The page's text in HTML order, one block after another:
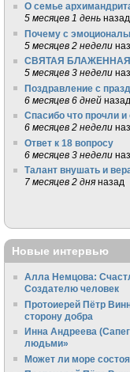
О семье
5 месяцев 1 день назад
Почему с
5 месяцев 2 недели
СВЯТАЯ БЛАЖЕННАЯ
5 месяцев 3 недели
Поздравление с
6 месяцев 6 дней назад
Спасибо что прочли и
6 месяцев 2 недели
Ответ к 18 вопросу
6 месяцев 3 недели
Талант внушать и
7 месяцев 2 дня назад
Новые интервью
Алла Немцова:
Создателю человек
Протоиерей Пётр
сторону добра
Инна Андреева
людьми»
Может ли море